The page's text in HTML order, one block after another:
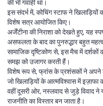
की भी गवाही था।
इस संदर्भ में, कोचिंग स्टाफ ने
विशेष सत्र आयोजित किए।
अर्जेंटीना की निराशा को देखते हुए, यह
असफलता के बाद का पुनरुद्धार बहुत
सामाजिक दृष्टिकोण से, इस मैच में दर्शकों
समझ को उजागर करती हैं।
विशेष रूप से, फ्रांस के प्रशंसकों ने अपने
जो खिलाड़ियों के आत्मविश्वास में इज़ाफा
वहीं दूसरी ओर, नस्लवाद से जुड़े विवाद ने
राजनीति का विस्तार बन जाता है।